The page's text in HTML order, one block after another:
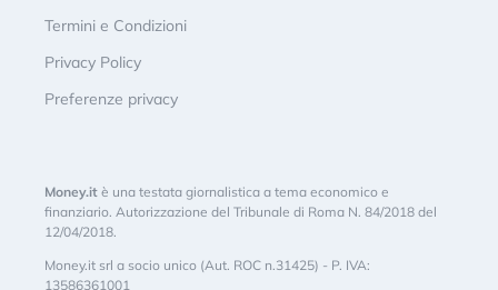
Termini e Condizioni
Privacy Policy
Preferenze privacy
Money.it è una testata giornalistica a tema economico e
finanziario. Autorizzazione del Tribunale di Roma N. 84/2018 del
12/04/2018.
Money.it srl a socio unico (Aut. ROC n.31425) - P. IVA:
13586361001